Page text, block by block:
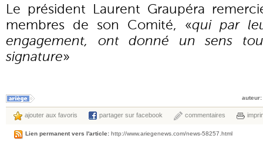
Le président Laurent Graupéra
membres de son Comité, «qui par
engagement, ont donné un sens
signature»
auteur:
ajouter aux favoris partager sur facebook commentaires
Lien permanent vers l'article: http://www.ariegenews.com/news-58257.html